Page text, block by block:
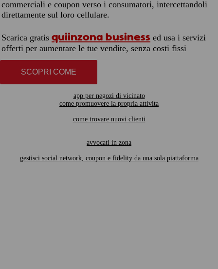
commerciali e coupon verso i consumatori, intercettandoli
direttamente sul loro cellulare.
Scarica gratis quiinzona business ed usa i servizi
offerti per aumentare le tue vendite, senza costi fissi
SCOPRI COME
app per negozi di vicinato
come promuovere la propria attivita
come trovare nuovi clienti
avvocati in zona
gestisci social network, coupon e fidelity da una sola piattaforma